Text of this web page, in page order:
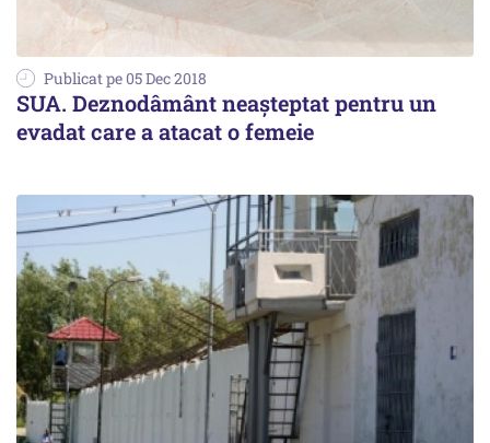
Publicat pe 05 Dec 2018
SUA. Deznodâmânt neașteptat pentru un
evadat care a atacat o femeie